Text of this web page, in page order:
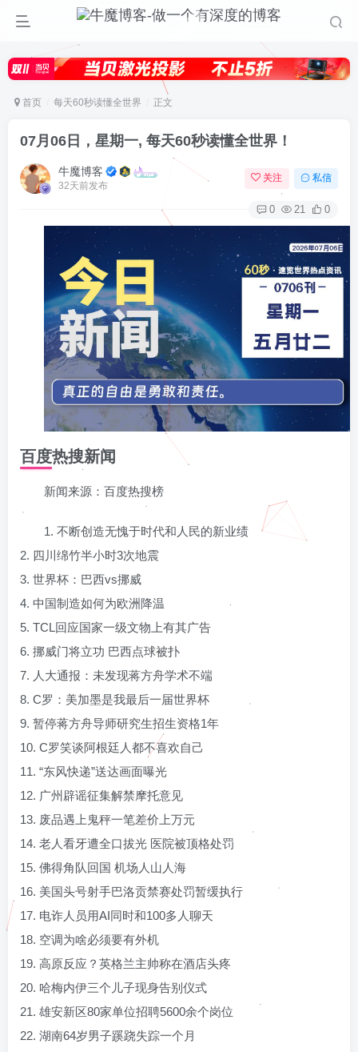
首页 每天60秒读懂全世界 正文
07月06日，星期一, 每天60秒读懂全世界！
牛魔博客
32天前发布
关注 私信
0 21 0
百度热搜新闻
新闻来源：百度热搜榜
1. 不断创造无愧于时代和人民的新业绩
2. 四川绵竹半小时3次地震
3. 世界杯：巴西vs挪威
4. 中国制造如何为欧洲降温
5. TCL回应国家一级文物上有其广告
6. 挪威门将立功 巴西点球被扑
7. 人大通报：未发现蒋方舟学术不端
8. C罗：美加墨是我最后一届世界杯
9. 暂停蒋方舟导师研究生招生资格1年
10. C罗笑谈阿根廷人都不喜欢自己
11. “东风快递”送达画面曝光
12. 广州辟谣征集解禁摩托意见
13. 废品遇上鬼秤一笔差价上万元
14. 老人看牙遭全口拔光 医院被顶格处罚
15. 佛得角队回国 机场人山人海
16. 美国头号射手巴洛贡禁赛处罚暂缓执行
17. 电诈人员用AI同时和100多人聊天
18. 空调为啥必须要有外机
19. 高原反应？英格兰主帅称在酒店头疼
20. 哈梅内伊三个儿子现身告别仪式
21. 雄安新区80家单位招聘5600余个岗位
22. 湖南64岁男子蹊跷失踪一个月